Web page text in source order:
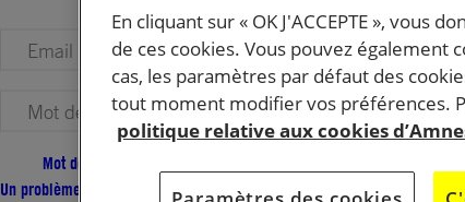
Votre adresse email (obligatoire)
Votre mot de passe (obligatoire)
Mot de passe oublié ?
Un problème de connexion ?
En cliquant sur « OK J'ACCEPTE », vous
de ces cookies. Vous pouvez également
cas, les paramètres par défaut des
tout moment modifier vos préférences.
politique relative aux cookies